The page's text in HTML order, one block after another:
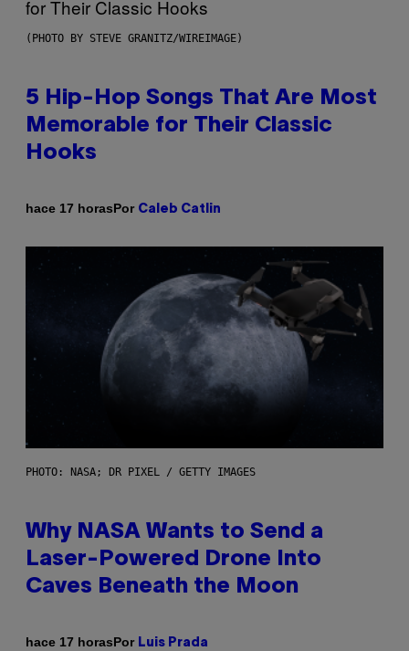
(PHOTO BY STEVE GRANITZ/WIREIMAGE)
5 Hip-Hop Songs That Are Most
Memorable for Their Classic
Hooks
hace 17 horasPor Caleb Catlin
PHOTO: NASA; DR PIXEL / GETTY IMAGES
Why NASA Wants to Send a
Laser-Powered Drone Into
Caves Beneath the Moon
hace 17 horasPor Luis Prada